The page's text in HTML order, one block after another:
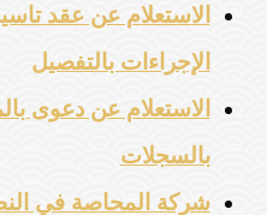
الاستعلام عن عقد
الإجراءات بالتفصيل
الاستعلام عن دعوى
بالسجلات
شركة المحاصة في